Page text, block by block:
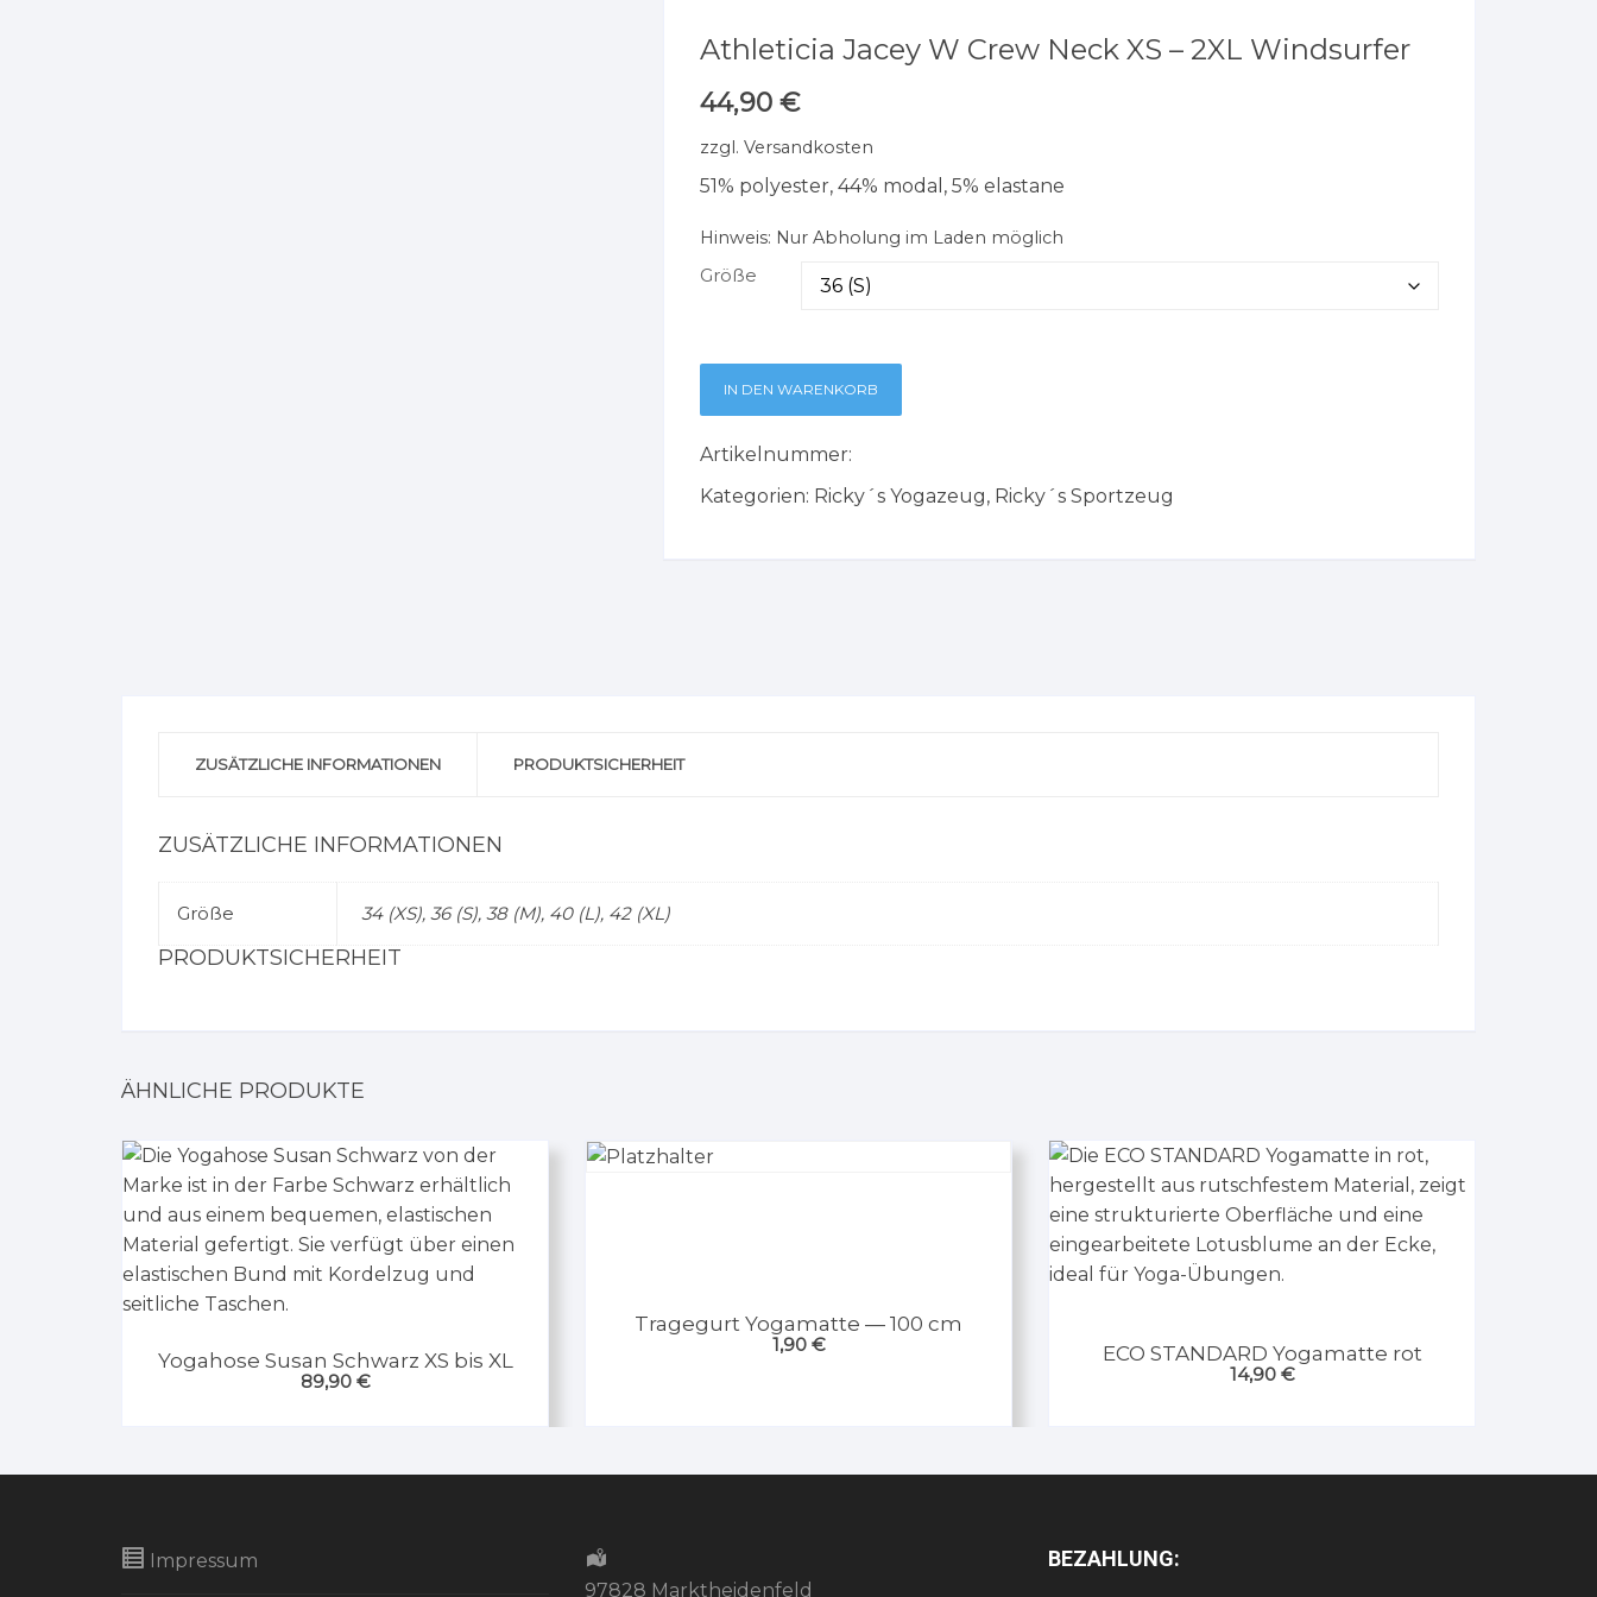
Athleticia Jacey W Crew Neck XS – 2XL Windsurfer
44,90 €
zzgl. Versandkosten
51% polyester, 44% modal, 5% elastane
Hinweis: Nur Abholung im Laden möglich
Größe
IN DEN WARENKORB
Artikelnummer:
Kategorien: Ricky´s Yogazeug, Ricky´s Sportzeug
ZUSÄTZLICHE INFORMATIONEN PRODUKTSICHERHEIT
ZUSÄTZLICHE INFORMATIONEN
Größe 34 (XS), 36 (S), 38 (M), 40 (L), 42 (XL)
PRODUKTSICHERHEIT
ÄHNLICHE PRODUKTE
Yogahose Susan Schwarz XS bis XL
89,90 €
Tragegurt Yogamatte — 100 cm
1,90 € ECO STANDARD Yogamatte rot
14,90 €
Impressum
97828 Marktheidenfeld
BEZAHLUNG: